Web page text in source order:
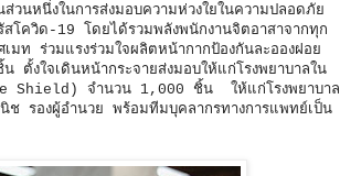
นหนึ่งในการส่งมอบความห่วงใยในความปลอดภัย
สโควิด-19 โดยได้รวมพลังพนักงานจิตอาสาจากทุก
ร่วมแรงร่วมใจผลิตหน้ากากป้องกันละอองฝอย
ใจเดินหน้ากระจายส่งมอบให้แก่โรงพยาบาลใน
Shield) จำนวน 1,000 ชิ้น ให้แก่โรงพยาบาล
รองผู้อำนวย พร้อมทีมบุคลากรทางการแพทย์เป็น